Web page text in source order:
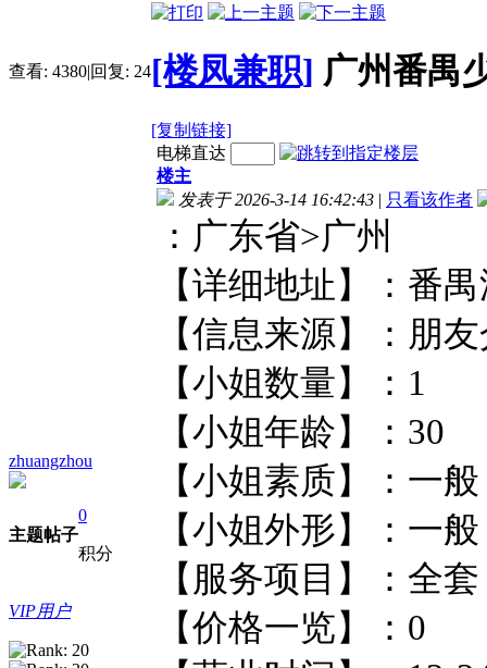
查看: 4380|回复: 24[楼凤兼职] 广州番禺
[复制链接]
zhuangzhou
主题帖子
0
积分
VIP用户
电梯直达
楼主
发表于 2026-3-14 16:42:43 | 只看该作者
：广东省>广
【详细地址】：
【信息来源】
【小姐数量】
【小姐年龄】
【小姐素质】
【小姐外形】
【服务项目】
【价格一览】